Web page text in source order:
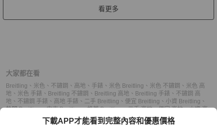
看更多
大家都在看
Breitling 、 米色 、 不鏽鋼 、 高地 、 手錶 、 米色 Breitling 、 米色 不鏽鋼 、 米色 高
地 、 米色 手錶 、 Breitling 不鏽鋼 、 Breitling 高地 、 Breitling 手錶 、 不鏽鋼 高
地 、 不鏽鋼 手錶 、 高地 手錶 、 二手 Breitling 、 便宜 Breitling 、 小資 Breitling 、
熱門 Breitling、中古 Breitling、推薦 Breitling、二手 高地、便宜 高地、小資 高
、中古 高地、推薦 高地、二手 手錶、便宜 手錶、小資 手錶
中古 手錶、 推薦 手錶
下載APP才能看到完整內容和優惠價格